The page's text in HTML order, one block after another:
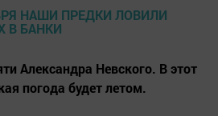
Александра Невского. В этот
погода будет летом.